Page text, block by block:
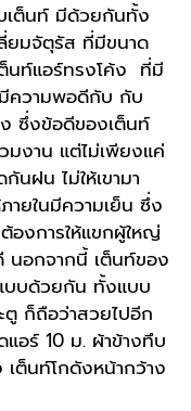
เต็นท์ มีด้วยกันทั้ง
ยมจัตุรัส ที่มีขนาด
ต็นท์แอร์ทรงโค้ง ที่มี
ความพอดีกับ กับ
ซึ่งข้อดีของเต็นท์
มงาน แต่ไม่เพียงแค่
นฝน ไม่ให้เขามา
ายในมีความเย็น ซึ่ง
องการให้แขกผู้ใหญ่
นอกจากนี้ เต็นท์ของ
แบบด้วยกัน ทั้งแบบ
ตู ก็ถือว่าสวยไปอีก
อร์ 10 ม. ผ้าข้างทึบ
ต็นท์โกดังหน้ากว้าง